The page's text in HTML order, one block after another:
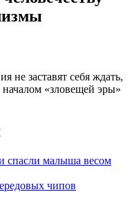
не заставят себя ждать,
началом «зловещей эры»
спасли малыша весом
чипов